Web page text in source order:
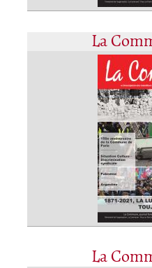
La
La